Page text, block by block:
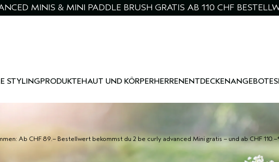
MINIS & MINI PADDLE BRUSH GRATIS AB 110 CHF
STYLINGPRODUKTEHAUT UND KÖRPERHERRENENTDECKENANGEBOTE
Ab CHF 89.– Bestellwert bekommst du 2 be curly advanced Mini gratis – und ab CHF